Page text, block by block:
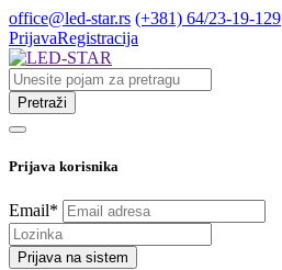
office@led-star.rs (+381) 64/23-19-129
PrijavaRegistracija
Pretraži
Prijava korisnika
Email*
Prijava na sistem